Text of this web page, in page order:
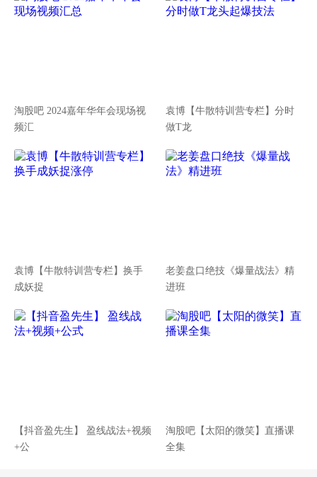
淘股吧 2024嘉年华年会现场视
频汇
袁博【牛散特训营专栏】分时
做T龙
袁博【牛散特训营专栏】换手
成妖捉
老姜盘口绝技《爆量战法》精
进班
【抖音盈先生】 盈线战法+视频
+公
淘股吧【太阳的微笑】直播课
全集